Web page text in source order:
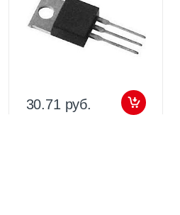
30.71 руб.